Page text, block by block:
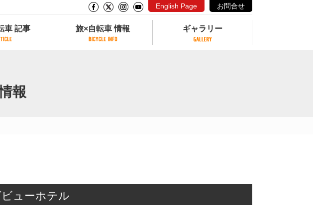
English Page お問合せ
車 記事
車 記事
す
旅×自転車 情報
リストにやさしい宿
ルトレイン
自転車があるレンタサイクル
ギャラリー
報
ューホテル